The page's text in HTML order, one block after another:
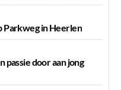
Parkweg in Heerlen
door aan jong